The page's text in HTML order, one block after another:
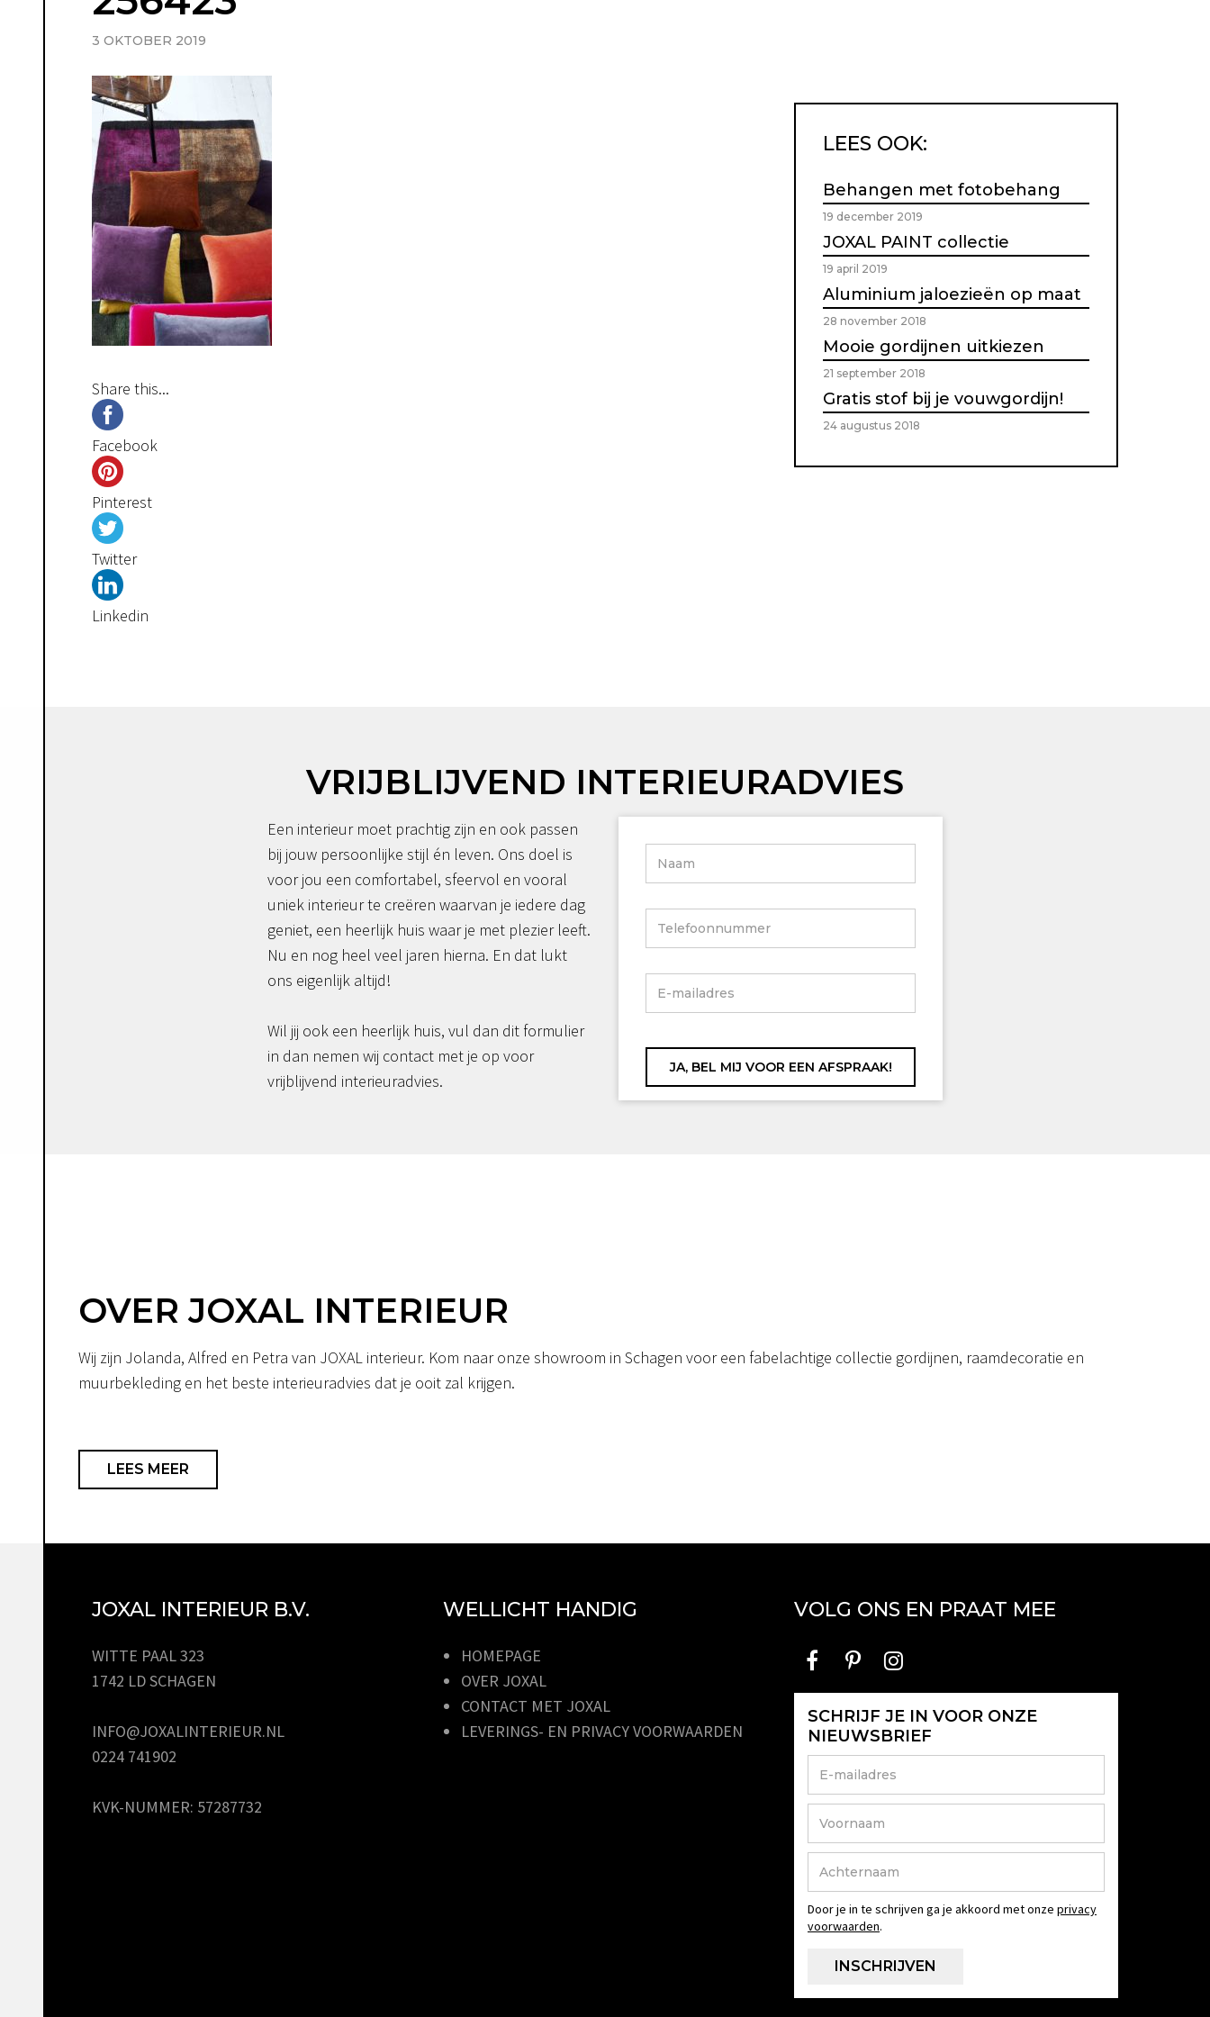
3 OKTOBER 2019
Share this...
Facebook
Pinterest
Twitter
Linkedin
LEES OOK:
Behangen met fotobehang
19 december 2019
JOXAL PAINT collectie
19 april 2019
Aluminium jaloezieën op maat
28 november 2018
Mooie gordijnen uitkiezen
21 september 2018
Gratis stof bij je vouwgordijn!
24 augustus 2018
VRIJBLIJVEND INTERIEURADVIES
Een interieur moet prachtig zijn en ook passen
bij jouw persoonlijke stijl én leven. Ons doel is
voor jou een comfortabel, sfeervol en vooral
uniek interieur te creëren waarvan je iedere dag
geniet, een heerlijk huis waar je met plezier leeft.
Nu en nog heel veel jaren hierna. En dat lukt
ons eigenlijk altijd!
Wil jij ook een heerlijk huis, vul dan dit formulier
in dan nemen wij contact met je op voor
vrijblijvend interieuradvies.
OVER JOXAL INTERIEUR
Wij zijn Jolanda, Alfred en Petra van JOXAL interieur. Kom naar onze showroom in Schagen voor een fabelachtige collectie gordijnen, raamdecoratie en
muurbekleding en het beste interieuradvies dat je ooit zal krijgen.
LEES MEER
JOXAL INTERIEUR B.V.
WITTE PAAL 323
1742 LD SCHAGEN
INFO@JOXALINTERIEUR.NL
0224 741902
KVK-NUMMER: 57287732
WELLICHT HANDIG
HOMEPAGE
OVER JOXAL
CONTACT MET JOXAL
LEVERINGS- EN PRIVACY VOORWAARDEN
VOLG ONS EN PRAAT MEE
SCHRIJF JE IN VOOR ONZE
NIEUWSBRIEF
Door je in te schrijven ga je akkoord met onze privacy
voorwaarden.